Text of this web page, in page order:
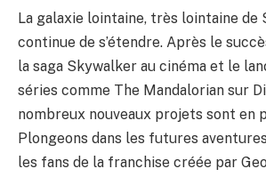
La galaxie lointaine, très lointaine de
continue de s’étendre. Après le
la saga Skywalker au cinéma et le
séries comme The Mandalorian sur
nombreux nouveaux projets sont en
Plongeons dans les futures
les fans de la franchise créée par